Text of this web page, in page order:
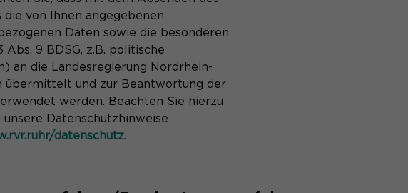
die von Ihnen angegebenen
Daten sowie die besonderen
Abs. 9 BDSG, z.B. politische
an die Landesregierung Nordrhein-
übermittelt und zur Beantwortung der
werden. Beachten Sie hierzu
unsere Datenschutzhinweise
datenschutz.